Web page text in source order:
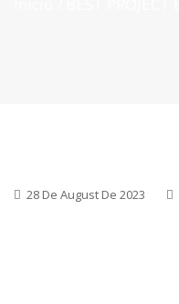
28 De August De 2023